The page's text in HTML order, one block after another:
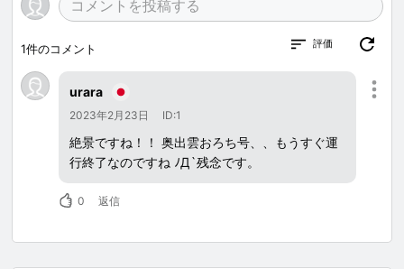
1件のコメント 評価
urara
2023年2月23日 ID:1
絶景ですね！！ 奥出雲おろち号、、もうすぐ運
行終了なのですね ﾉД`残念です。
0 返信